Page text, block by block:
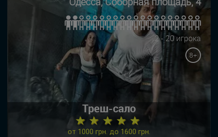
2 - 20 игрока
8+
Треш-сало
★ ★ ★ ★ ★
от 1000 грн. до 1600 грн.